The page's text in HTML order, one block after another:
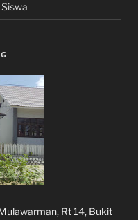
Rt 14, Bukit